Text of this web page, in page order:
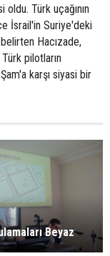
Türk uçağının
İsrail'in Suriye'deki
Hacızade,
pilotların
karşı siyasi bir
Beyaz